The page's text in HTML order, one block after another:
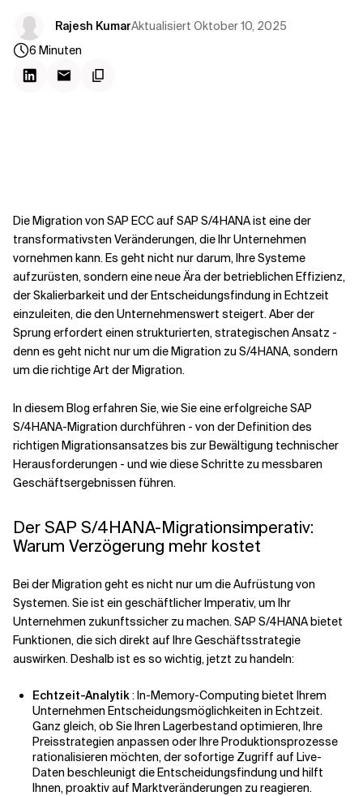
Verwandte Themen
Rajesh KumarAktualisiert Oktober 10, 2025
6 Minuten
Die Migration von SAP ECC auf SAP S/4HANA ist eine der
transformativsten Veränderungen, die Ihr Unternehmen
vornehmen kann. Es geht nicht nur darum, Ihre Systeme
aufzurüsten, sondern eine neue Ära der betrieblichen Effizienz,
der Skalierbarkeit und der Entscheidungsfindung in Echtzeit
einzuleiten, die den Unternehmenswert steigert. Aber der
Sprung erfordert einen strukturierten, strategischen Ansatz -
denn es geht nicht nur um die Migration zu S/4HANA, sondern
um die richtige Art der Migration.
In diesem Blog erfahren Sie, wie Sie eine erfolgreiche SAP
S/4HANA-Migration durchführen - von der Definition des
richtigen Migrationsansatzes bis zur Bewältigung technischer
Herausforderungen - und wie diese Schritte zu messbaren
Geschäftsergebnissen führen.
Der SAP S/4HANA-Migrationsimperativ:
Warum Verzögerung mehr kostet
Bei der Migration geht es nicht nur um die Aufrüstung von
Systemen. Sie ist ein geschäftlicher Imperativ, um Ihr
Unternehmen zukunftssicher zu machen. SAP S/4HANA bietet
Funktionen, die sich direkt auf Ihre Geschäftsstrategie
auswirken. Deshalb ist es so wichtig, jetzt zu handeln:
Echtzeit-Analytik:In-Memory-Computing bietet Ihrem
Unternehmen Entscheidungsmöglichkeiten in Echtzeit.
Ganz gleich, ob Sie Ihren Lagerbestand optimieren, Ihre
Preisstrategien anpassen oder Ihre Produktionsprozesse
rationalisieren möchten, der sofortige Zugriff auf Live-
Daten beschleunigt die Entscheidungsfindung und hilft
Ihnen, proaktiv auf Marktveränderungen zu reagieren.